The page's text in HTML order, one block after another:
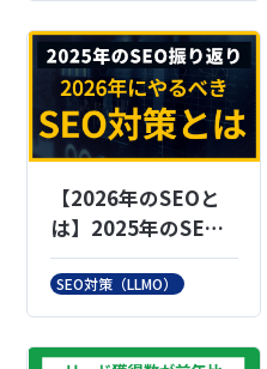
【2026年のSEOと
は】2025年のSEO
動向から2026年の
動きを予想する
SEO対策（LLMO）